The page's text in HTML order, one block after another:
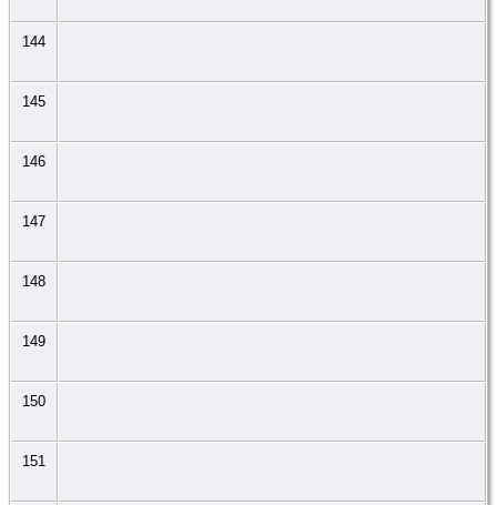
144
145
146
147
148
149
150
151